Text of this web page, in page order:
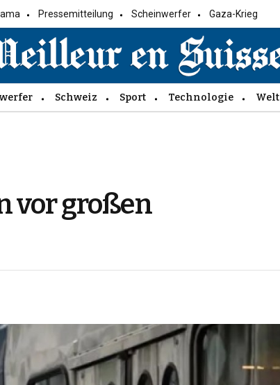
Pressemitteilung Scheinwerfer Gaza-Krieg
Schweiz Sport Technologie Welt
vor großen